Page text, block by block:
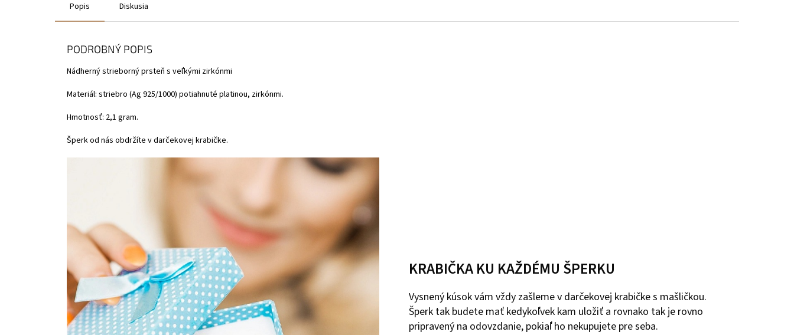
Popis Diskusia
PODROBNÝ POPIS
Nádherný strieborný prsteň s veľkými zirkónmi
Materiál: striebro (Ag 925/1000) potiahnuté platinou, zirkónmi.
Hmotnosť: 2,1 gram.
Šperk od nás obdržíte v darčekovej krabičke.
KRABIČKA KU KAŽDÉMU ŠPERKU
Vysnený kúsok vám vždy zašleme v darčekovej krabičke s mašličkou.
Šperk tak budete mať kedykoľvek kam uložiť a rovnako tak je rovno
pripravený na odovzdanie, pokiaľ ho nekupujete pre seba.